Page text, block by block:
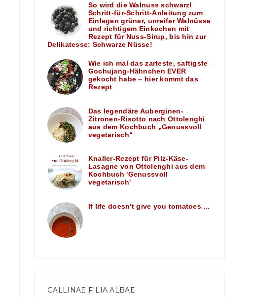
So wird die Walnuss schwarz!
Schritt-für-Schritt-Anleitung zum
Einlegen grüner, unreifer Walnüsse
und richtigem Einkochen mit
Rezept für Nuss-Sirup, bis hin zur
Delikatesse: Schwarze Nüsse!
Wie ich mal das zarteste, saftigste
Gochujang-Hähnchen EVER
gekocht habe – hier kommt das
Rezept
Das legendäre Auberginen-
Zitronen-Risotto nach Ottolenghi
aus dem Kochbuch „Genussvoll
vegetarisch“
Knaller-Rezept für Pilz-Käse-
Lasagne von Ottolenghi aus dem
Kochbuch 'Genussvoll
vegetarisch'
If life doesn't give you tomatoes ...
GALLINAE FILIA ALBAE